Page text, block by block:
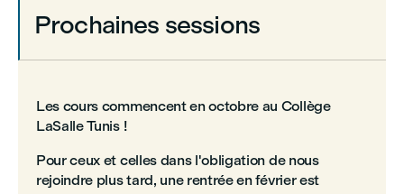
Prochaines sessions
Les cours commencent en octobre au Collège
LaSalle Tunis !
Pour ceux et celles dans l'obligation de nous
rejoindre plus tard, une rentrée en février est